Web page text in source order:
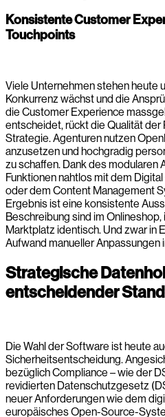
Konsistente Customer
Touchpoints
Viele Unternehmen stehen heute
Konkurrenz wächst und die
die Customer Experience
entscheidet, rückt die Qualität
Strategie. Agenturen nutzen
anzusetzen und hochgradig
zu schaffen. Dank des modularen
Funktionen nahtlos mit dem
oder dem Content Management
Ergebnis ist eine konsistente
Beschreibung sind im
Marktplatz identisch. Und zwar in
Aufwand manueller Anpassungen
Strategische
entscheidender
Die Wahl der Software ist heute
Sicherheitsentscheidung.
bezüglich Compliance – wie der
revidierten Datenschutzgesetz
neuer Anforderungen wie dem
europäisches Open-Source-